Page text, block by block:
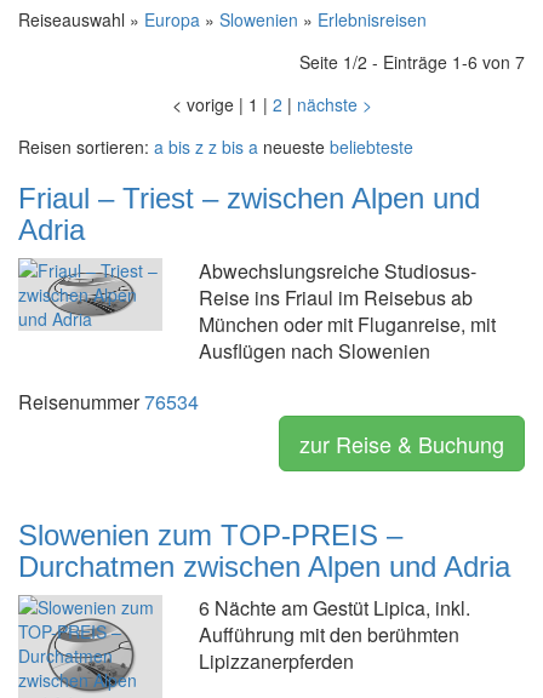
Reiseauswahl » Europa » Slowenien » Erlebnisreisen
Seite 1/2 - Einträge 1-6 von 7
< vorige | 1 | 2 | nächste >
Reisen sortieren: a bis z z bis a neueste beliebteste
Friaul – Triest – zwischen Alpen und
Adria
Abwechslungsreiche Studiosus-
Reise ins Friaul im Reisebus ab
München oder mit Fluganreise, mit
Ausflügen nach Slowenien
Reisenummer76534
zur Reise & Buchung
Slowenien zum TOP-PREIS –
Durchatmen zwischen Alpen und Adria
6 Nächte am Gestüt Lipica, inkl.
Aufführung mit den berühmten
Lipizzanerpferden